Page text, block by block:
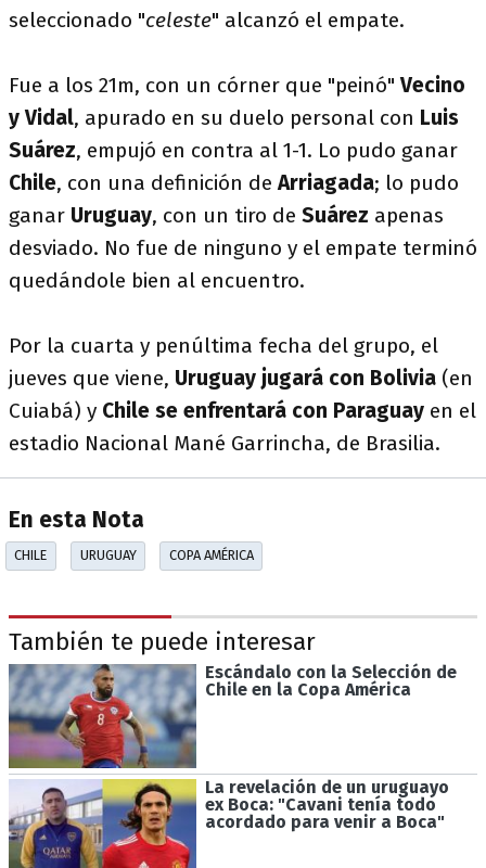
seleccionado "celeste" alcanzó el empate.
Fue a los 21m, con un córner que "peinó" Vecino
y Vidal, apurado en su duelo personal con Luis
Suárez, empujó en contra al 1-1. Lo pudo ganar
Chile, con una definición deArriagada; lo pudo
ganar Uruguay, con un tiro de Suárez apenas
desviado. No fue de ninguno y el empate terminó
quedándole bien al encuentro.
Por la cuarta y penúltima fecha del grupo, el
jueves que viene, Uruguay jugará con Bolivia (en
Cuiabá) y Chile se enfrentará con Paraguay en el
estadio Nacional Mané Garrincha, de Brasilia.
En esta Nota
CHILE URUGUAY COPA AMÉRICA
También te puede interesar
Escándalo con la Selección de
Chile en la Copa América
La revelación de un uruguayo
ex Boca: "Cavani tenía todo
acordado para venir a Boca"